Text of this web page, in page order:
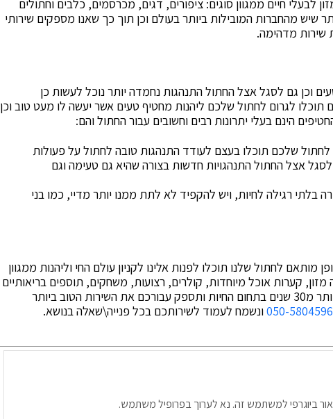
לבעלי חיים ממגוון סוגים: ציפורים, דגים, מכרסמים, כלבים וחתולים
שיש מהחברות המובילות ביותר בעולם וכן תוך כך שאנו מספקים שירותי
שירות מדהימה.
וכן גם לסגל אצל החתול התנהגות נחמדה יותר נוכל לעשות כן
תוכלו לגרום לחתול שלכם ליהנות מחטיף טעים אשר יעשה לו מעט טוב וכן
הינם בעלי יתרונות רבים וחשובים עבור החתול והם:
שלכם תוכלו בעצם לעודד התנהגות טובה לחתול על פעולות
אצל החתול התנהגויות חדשות בצורה שהיא גם טעימה וגם
בלתי רגילה לחיות, ויש להקפיד לא לתת ממנו יותר מדיי, כמו בני
מותאם לחתול שלנו תוכלו לפנות אלינו לקניון עולם החי וליהנות ממגוון
קערות אוכל מיוחדות, קולרים, רצועות, משחקים, תוספים בריאותיים
ועוד. החנות שלנו הינה בעלת וותק של יותר מ30 שנים בתחום החיות ותספק עבורכם את השירות הטוב ביותר
050-5804596ונשמח לעמוד לשירותכם בכל פנייה\שאלה בנושא.
ביוגרפי למשתמש זה. נא לערוך בפרופיל משתמש.